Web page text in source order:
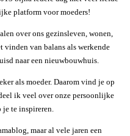
platform voor moeders!
over ons gezinsleven, wonen,
van balans als werkende
naar een nieuwbouwhuis.
als moeder. Daarom vind je op
ik veel over onze persoonlijke
te inspireren.
maar al vele jaren een